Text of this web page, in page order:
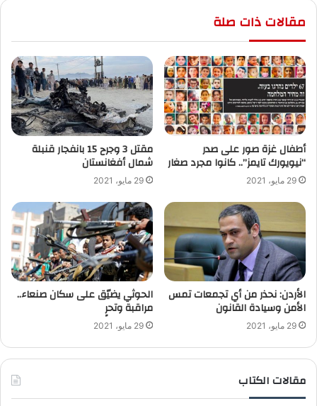
مقالات ذات صلة
أطفال غزة صور على صدر
“نيويورك تايمز”.. كانوا مجرد صغار
29 مايو، 2021
‬شمال أفغانستان
29 مايو، 2021
الأردن: نحذر من أي تجمعات تمس
الأمن وسيادة القانون
29 مايو، 2021
الحوثي يضيّق على سكان صنعاء..
مراقبة وتحرٍ
29 مايو، 2021
مقالات الكتاب